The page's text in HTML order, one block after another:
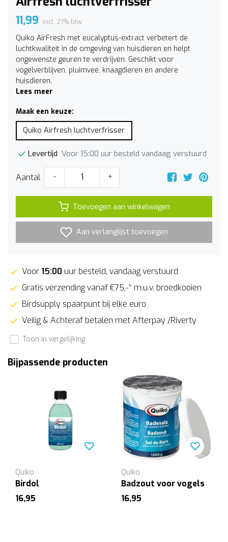
11,99 incl. 21% btw
Quiko AirFresh met eucalyptus-extract verbetert de
luchtkwaliteit in de omgeving van huisdieren en helpt
ongewenste geuren te verdrijven. Geschikt voor
vogelverblijven, pluimvee, knaagdieren en andere
huisdieren.
Lees meer
Maak een keuze:
Quiko Airfresh luchtverfrisser
Levertijd Voor 15:00 uur besteld vandaag verstuurd
Aantal - +
Toevoegen aan winkelwagen
Aan verlanglijst toevoegen
Voor 15:00 uur besteld, vandaag verstuurd
Gratis verzending vanaf €75,-* m.u.v. broedkooien
Birdsupply spaarpunt bij elke euro
Veilig & Achteraf betalen met Afterpay /Riverty
Toon in vergelijking
Bijpassende producten
Quiko
Birdol
16,95
Quiko
Badzout voor vogels
16,95